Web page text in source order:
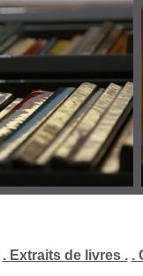
. Extraits de livres . .